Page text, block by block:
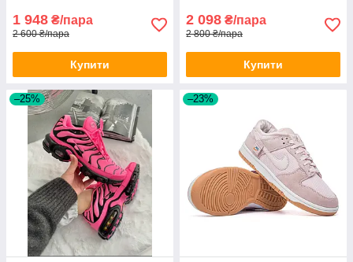
1 948 ₴/пара
2 600 ₴/пара
Купити
2 098 ₴/пара
2 800 ₴/пара
Купити
–25% –23%